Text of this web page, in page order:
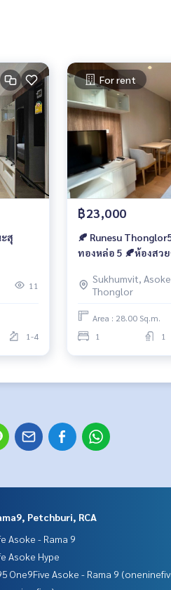
TH
สุ
11
1-4
For rent
฿23,000
🍂 Runesu
ทองหล่อ 5 🍂ห้องสว
Sukhumvit, Asoke,
Thonglor
Area : 28.00 Sq.m.
1
1
Petchburi, RCA
Asoke - Rama 9
Asoke Hype
One9Five Asoke - Rama 9